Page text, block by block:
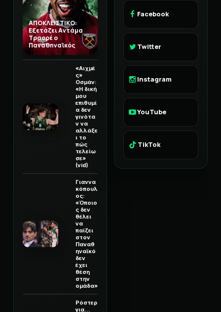
ΑΠΟΚΛΕΙΣΤΙΚΟ:
Εξετάζει Αντάμα
Τραορέ ο
Παναθηναϊκός
«Αιχμέ
ς»
Οσμάν:
«Η δική
μου
επιθυμί
α δεν
γινότα
ν να
αλλάξε
ι το
πώς
τελείω
σε»
(vid)
Γιαννα
κόπουλ
ος:
«Όποιο
ς δεν
θέλει
να
παίζει
στον
Παναθ
ηναϊκό
δεν
έχει
θέση
στην
ομάδα»
Ρόστερ
για...
Facebook
Twitter
Instagram
YouTube
TikTok